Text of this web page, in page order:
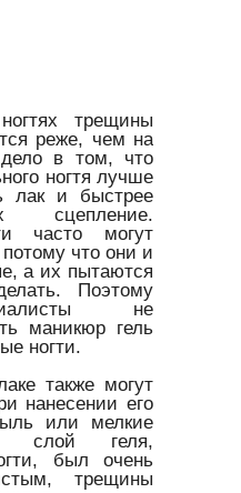
трещины
реже, чем на
в том, что
ногтя лучше
лак и быстрее
сцепление.
часто могут
потому что они и
а их пытаются
Поэтому
не
маникюр гель
ногти.
также могут
нанесении его
или мелкие
слой геля,
был очень
трещины